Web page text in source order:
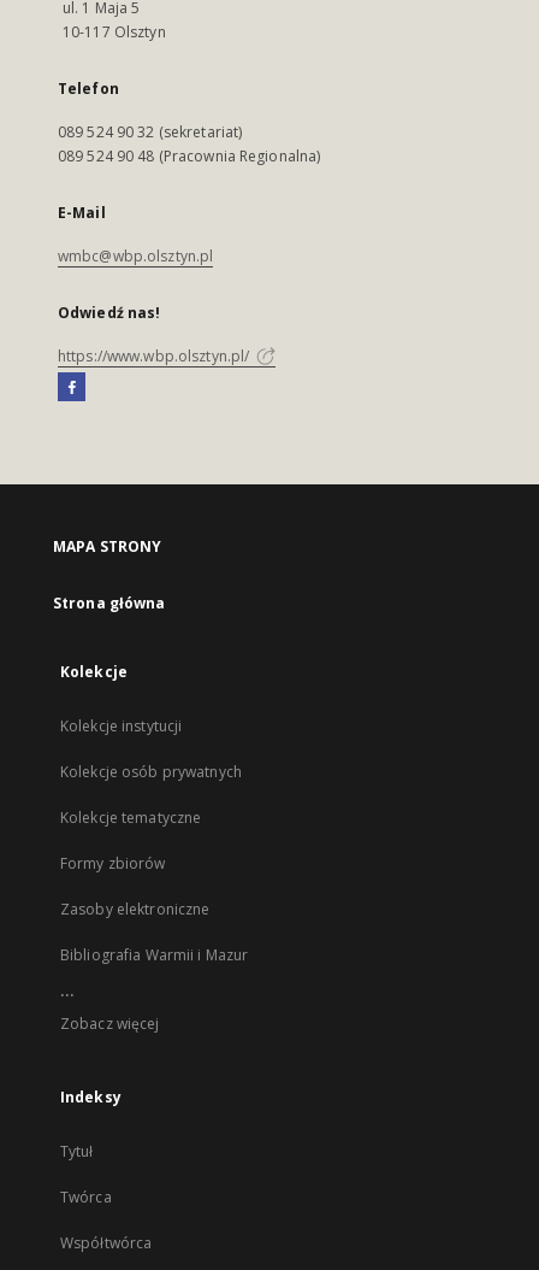
ul. 1 Maja 5
10-117 Olsztyn
Telefon
089 524 90 32 (sekretariat)
089 524 90 48 (Pracownia Regionalna)
E-Mail
wmbc@wbp.olsztyn.pl
Odwiedź nas!
https://www.wbp.olsztyn.pl/
MAPA STRONY
Strona główna
Kolekcje
Kolekcje instytucji
Kolekcje osób prywatnych
Kolekcje tematyczne
Formy zbiorów
Zasoby elektroniczne
Bibliografia Warmii i Mazur
...
Zobacz więcej
Indeksy
Tytuł
Twórca
Współtwórca